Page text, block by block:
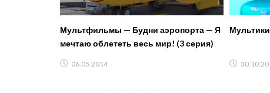
Мультфильмы — Будни аэропорта — Я
мечтаю облететь весь мир! (3 серия)
06.05.2014